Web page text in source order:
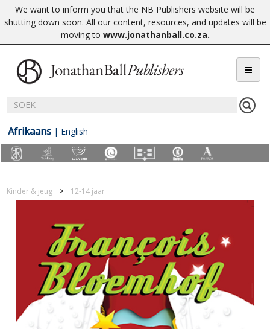
We want to inform you that the NB Publishers website will be
shutting down soon. All our content, resources, and updates will be
moving to www.jonathanball.co.za.
Afrikaans | English
Kinder & jeug 12-14 jaar